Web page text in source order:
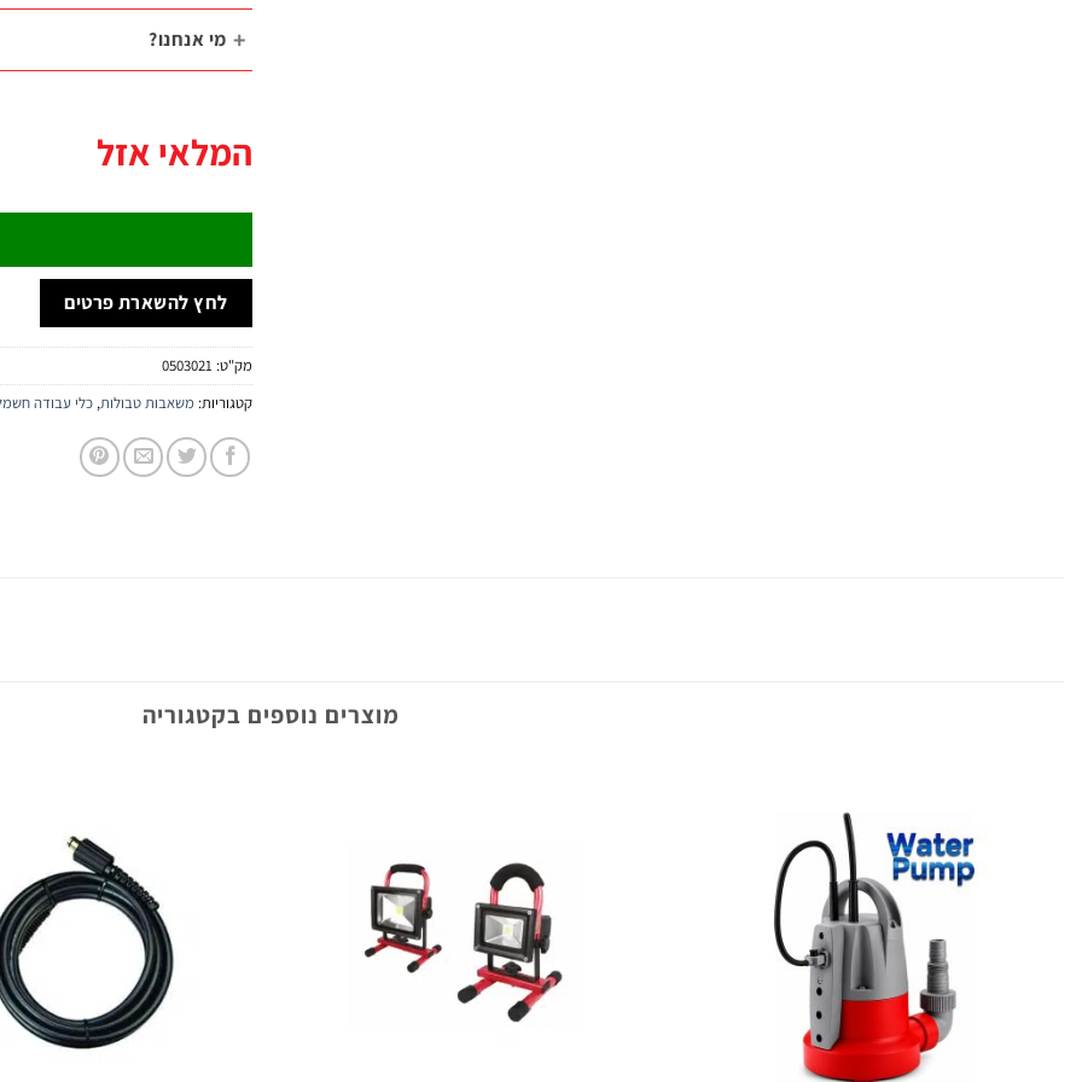
מי אנחנו?
המלאי אזל
לחץ להשארת פרטים
מק"ט: 0503021
קטגוריות: משאבות טבולות, כלי עבודה
מוצרים נוספים בקטגוריה